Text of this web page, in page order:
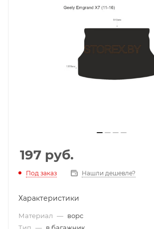
197 руб.
Под заказ Нашли дешевле?
Характеристики
Материал — ворс